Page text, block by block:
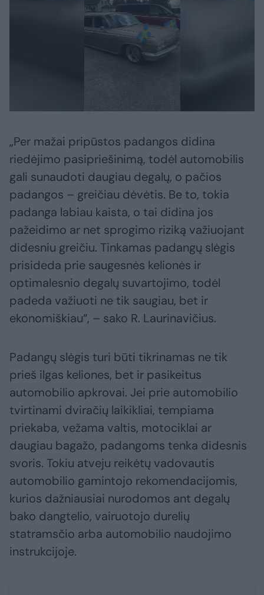
„Per mažai pripūstos padangos didina
riedėjimo pasipriešinimą, todėl automobilis
gali sunaudoti daugiau degalų, o pačios
padangos – greičiau dėvėtis. Be to, tokia
padanga labiau kaista, o tai didina jos
pažeidimo ar net sprogimo riziką važiuojant
didesniu greičiu. Tinkamas padangų slėgis
prisideda prie saugesnės kelionės ir
optimalesnio degalų suvartojimo, todėl
padeda važiuoti ne tik saugiau, bet ir
ekonomiškiau“, – sako R. Laurinavičius.
Padangų slėgis turi būti tikrinamas ne tik
prieš ilgas keliones, bet ir pasikeitus
automobilio apkrovai. Jei prie automobilio
tvirtinami dviračių laikikliai, tempiama
priekaba, vežama valtis, motociklai ar
daugiau bagažo, padangoms tenka didesnis
svoris. Tokiu atveju reikėtų vadovautis
automobilio gamintojo rekomendacijomis,
kurios dažniausiai nurodomos ant degalų
bako dangtelio, vairuotojo durelių
statramsčio arba automobilio naudojimo
instrukcijoje.